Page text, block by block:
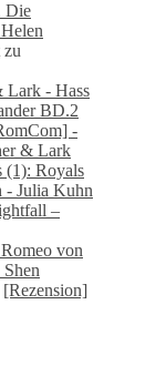
Die
zu
Lark - Hass
BD.2
-
& Lark
(1): Royals
- Julia Kuhn
–
von
[Rezension]